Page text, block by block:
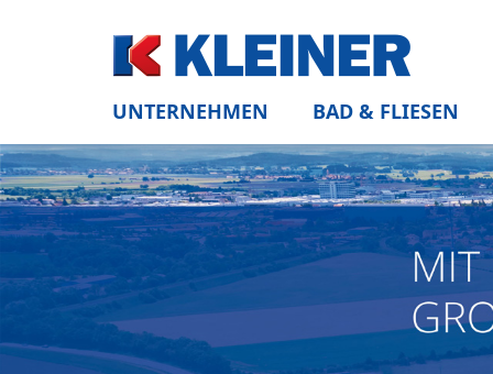
UNTERNEHMEN BAD & FLIESEN
Zurück